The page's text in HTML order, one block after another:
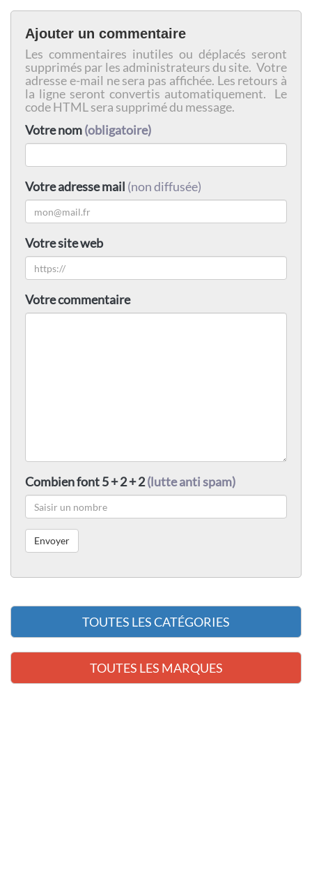
Ajouter un commentaire
Les commentaires inutiles ou déplacés seront
supprimés par les administrateurs du site. Votre
adresse e-mail ne sera pas affichée. Les retours à
la ligne seront convertis automatiquement. Le
code HTML sera supprimé du message.
Votre nom(obligatoire)
Votre adresse mail (non diffusée)
Votre site web
Votre commentaire
Combien font 5 + 2 + 2(lutte anti spam)
TOUTES LES CATÉGORIES
TOUTES LES MARQUES